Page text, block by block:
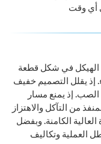
في شكل قطعة
إذ يقلل التصميم خفيف
الصب. إذ يمنع مسار
من التآكل والاهتزاز
الكامنة. وبفضل
العملية وتكاليف